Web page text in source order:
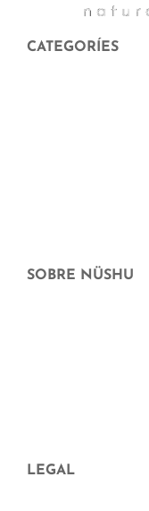
CATEGORÍES
SOBRE NÜSHU
LEGAL